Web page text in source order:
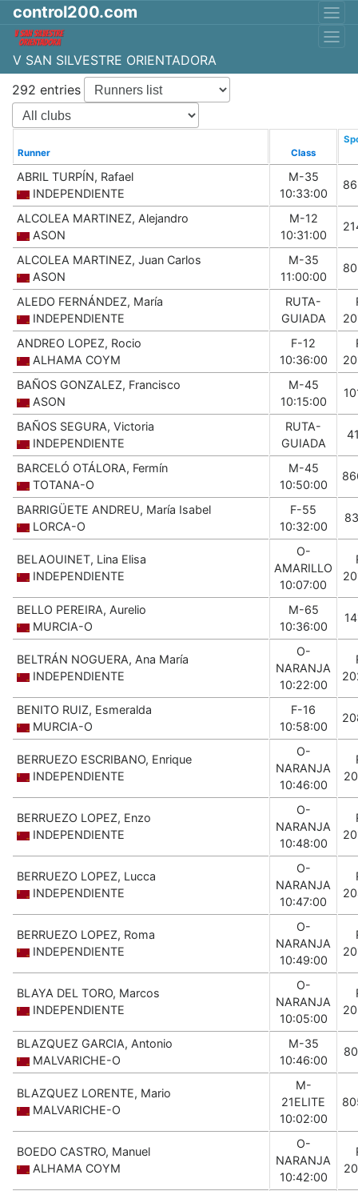
control200.com
V SAN SILVESTRE ORIENTADORA
292 entries
Runner Class
ABRIL TURPÍN, Rafael
INDEPENDIENTE
M-35
10:33:00
ALCOLEA MARTINEZ, Alejandro
ASON
M-12
10:31:00
ALCOLEA MARTINEZ, Juan Carlos
ASON
M-35
11:00:00
ALEDO FERNÁNDEZ, María
INDEPENDIENTE
RUTA-
GUIADA
ANDREO LOPEZ, Rocio
ALHAMA COYM
F-12
10:36:00
BAÑOS GONZALEZ, Francisco
ASON
M-45
10:15:00
BAÑOS SEGURA, Victoria
INDEPENDIENTE
RUTA-
GUIADA
BARCELÓ OTÁLORA, Fermín
TOTANA-O
M-45
10:50:00
BARRIGÜETE ANDREU, María Isabel
LORCA-O
F-55
10:32:00
BELAOUINET, Lina Elisa
INDEPENDIENTE
O-
AMARILLO
10:07:00
BELLO PEREIRA, Aurelio
MURCIA-O
M-65
10:36:00
BELTRÁN NOGUERA, Ana María
INDEPENDIENTE
O-
NARANJA
10:22:00
BENITO RUIZ, Esmeralda
MURCIA-O
F-16
10:58:00
BERRUEZO ESCRIBANO, Enrique
INDEPENDIENTE
O-
NARANJA
10:46:00
BERRUEZO LOPEZ, Enzo
INDEPENDIENTE
O-
NARANJA
10:48:00
BERRUEZO LOPEZ, Lucca
INDEPENDIENTE
O-
NARANJA
10:47:00
BERRUEZO LOPEZ, Roma
INDEPENDIENTE
O-
NARANJA
10:49:00
BLAYA DEL TORO, Marcos
INDEPENDIENTE
O-
NARANJA
10:05:00
BLAZQUEZ GARCIA, Antonio
MALVARICHE-O
M-35
10:46:00
BLAZQUEZ LORENTE, Mario
MALVARICHE-O
M-
21ELITE
10:02:00
BOEDO CASTRO, Manuel
ALHAMA COYM
O-
NARANJA
10:42:00